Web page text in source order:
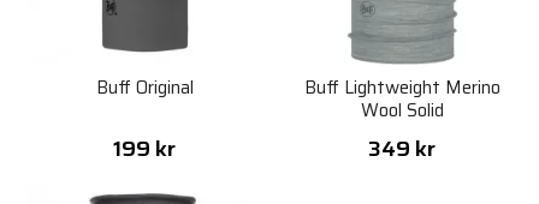
Buff Original
199 kr
Buff Lightweight Merino
Wool Solid
349 kr